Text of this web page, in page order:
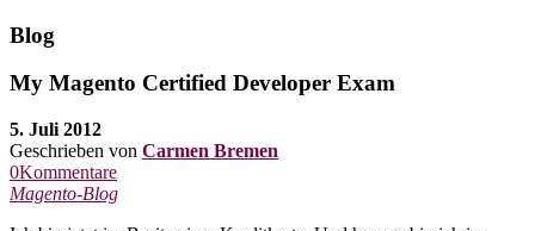
Blog
My Magento Certified Developer Exam
5. Juli 2012
Geschrieben von Carmen Bremen
0Kommentare
Magento-Blog